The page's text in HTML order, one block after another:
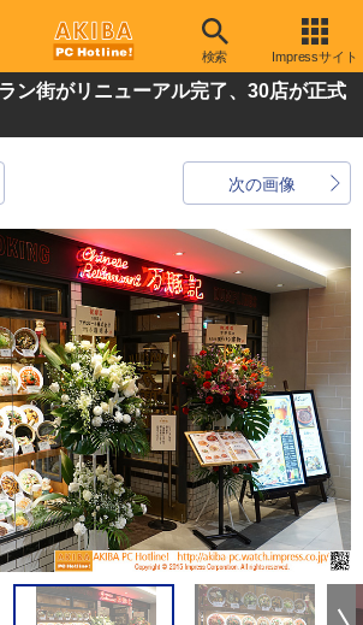
検索 Impressサイト
ン街がリニューアル完了、30店が正式
次の画像